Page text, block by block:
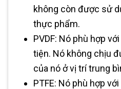
không còn được sử
thực phẩm.
PVDF: Nó phù hợp
tiện. Nó không chịu
của nó ở vị trí trung
PTFE: Nó phù hợp